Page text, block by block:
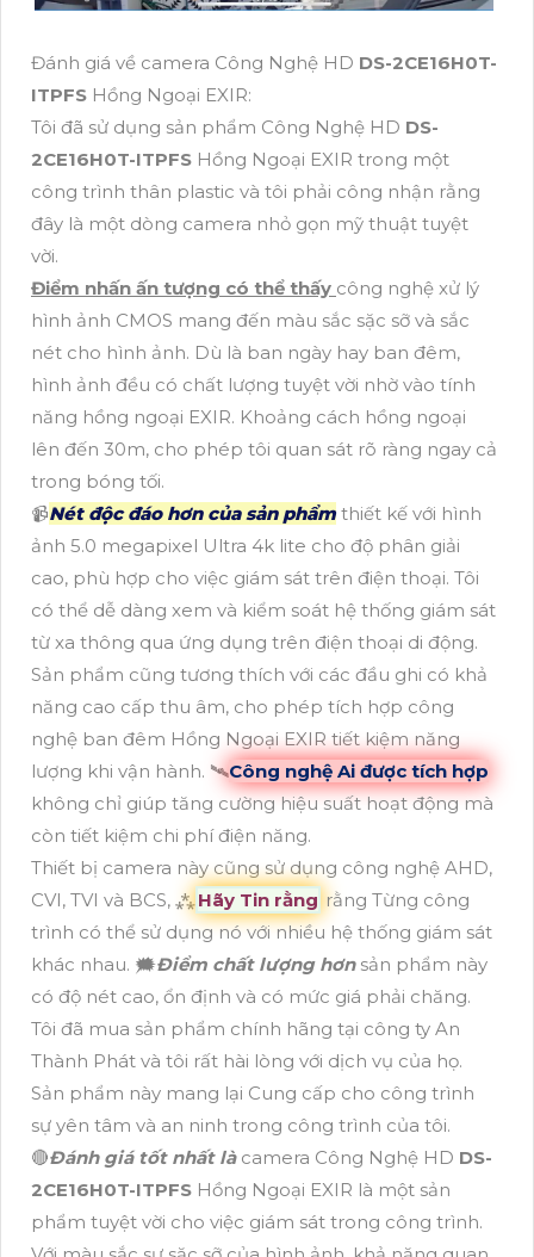
Đánh giá về camera Công Nghệ HD DS-2CE16H0T-
ITPFS Hồng Ngoại EXIR:
Tôi đã sử dụng sản phẩm Công Nghệ HD DS-
2CE16H0T-ITPFS Hồng Ngoại EXIR trong một
công trình thân plastic và tôi phải công nhận rằng
đây là một dòng camera nhỏ gọn mỹ thuật tuyệt
vời.
Điểm nhấn ấn tượng có thể thấy công nghệ xử lý
hình ảnh CMOS mang đến màu sắc sặc sỡ và sắc
nét cho hình ảnh. Dù là ban ngày hay ban đêm,
hình ảnh đều có chất lượng tuyệt vời nhờ vào tính
năng hồng ngoại EXIR. Khoảng cách hồng ngoại
lên đến 30m, cho phép tôi quan sát rõ ràng ngay cả
trong bóng tối.
📹Nét độc đáo hơn của sản phẩm thiết kế với hình
ảnh 5.0 megapixel Ultra 4k lite cho độ phân giải
cao, phù hợp cho việc giám sát trên điện thoại. Tôi
có thể dễ dàng xem và kiểm soát hệ thống giám sát
từ xa thông qua ứng dụng trên điện thoại di động.
Sản phẩm cũng tương thích với các đầu ghi có khả
năng cao cấp thu âm, cho phép tích hợp công
nghệ ban đêm Hồng Ngoại EXIR tiết kiệm năng
lượng khi vận hành. 🛰Công nghệ Ai được tích hợp
không chỉ giúp tăng cường hiệu suất hoạt động mà
còn tiết kiệm chi phí điện năng.
Thiết bị camera này cũng sử dụng công nghệ AHD,
CVI, TVI và BCS, ⁂Hãy Tin rằng rằng Từng công
trình có thể sử dụng nó với nhiều hệ thống giám sát
khác nhau. 🗯️Điểm chất lượng hơn sản phẩm này
có độ nét cao, ổn định và có mức giá phải chăng.
Tôi đã mua sản phẩm chính hãng tại công ty An
Thành Phát và tôi rất hài lòng với dịch vụ của họ.
Sản phẩm này mang lại Cung cấp cho công trình
sự yên tâm và an ninh trong công trình của tôi.
🔴Đánh giá tốt nhất là camera Công Nghệ HD DS-
2CE16H0T-ITPFS Hồng Ngoại EXIR là một sản
phẩm tuyệt vời cho việc giám sát trong công trình.